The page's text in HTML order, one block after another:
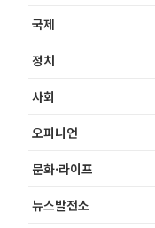
국제
정치
사회
오피니언
문화·라이프
뉴스발전소